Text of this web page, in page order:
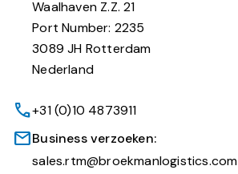
Waalhaven Z.Z. 21
Port Number: 2235
3089 JH Rotterdam
Nederland
+31 (0)10 4873911
Business verzoeken:
sales.rtm@broekmanlogistics.com